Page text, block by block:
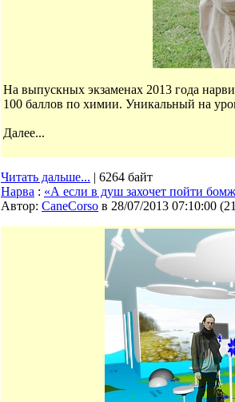
На выпускных экзаменах 2013 года
100 баллов по химии. Уникальный на
Далее...
Читать дальше... | 6264 байт
Нарва : «А если в душ захочет пойти
Автор: CaneCorso в 28/07/2013 07:10:00 (